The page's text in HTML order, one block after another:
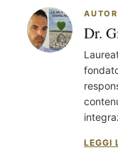
Dr.
LEGGI